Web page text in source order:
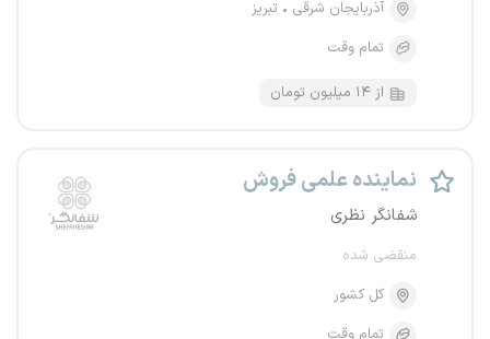
آذربایجان شرقی
تبریز
تمام وقت
از ۱۴ میلیون تومان
نماینده علمی فروش
شفانگر نظری
منقضی شده
کل کشور
تمام وقت